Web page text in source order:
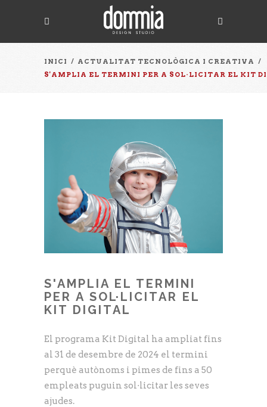
INICI / ACTUALITAT TECNOLÒGICA I CREATIVA /
S'AMPLIA EL TERMINI PER A SOL·LICITAR EL KIT
S'AMPLIA EL TERMINI
PER A SOL·LICITAR EL
KIT DIGITAL
El programa Kit Digital ha ampliat fins
al 31 de desembre de 2024 el termini
perquè autònoms i pimes de fins a 50
empleats puguin sol·licitar les seves
ajudes.